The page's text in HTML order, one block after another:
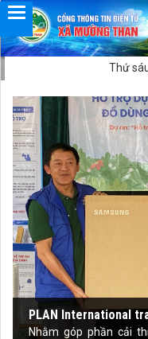
Thứ
PLAN International
Nhằm góp phần cải